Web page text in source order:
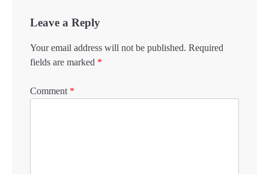
Leave a Reply
Your email address will not be published. Required
fields are marked *
Comment *